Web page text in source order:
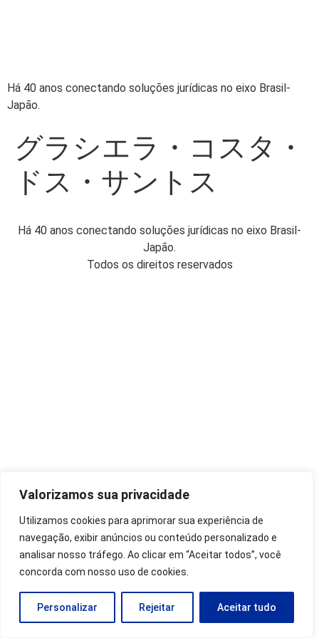
Valorizamos sua privacidade
Utilizamos cookies para aprimorar sua experiência de
navegação, exibir anúncios ou conteúdo personalizado e
analisar nosso tráfego. Ao clicar em “Aceitar todos”, você
concorda com nosso uso de cookies.
Personalizar Rejeitar Aceitar tudo
Há 40 anos conectando soluções jurídicas no eixo Brasil-
Japão.
グラシエラ・コスタ・
ドス・サントス
Há 40 anos conectando soluções jurídicas no eixo Brasil-
Japão.
Todos os direitos reservados